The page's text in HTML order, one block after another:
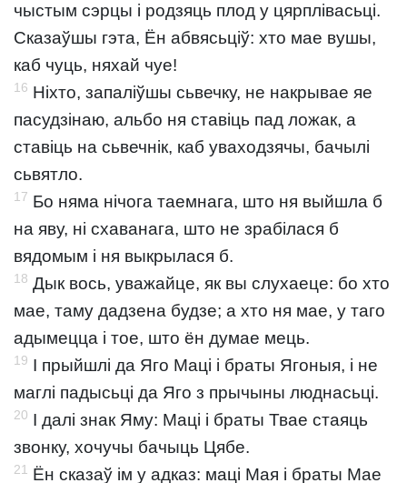
чыстым сэрцы і родзяць плод у цярплівасьці.
Сказаўшы гэта, Ён абвясьціў: хто мае вушы,
каб чуць, няхай чуе!
16 Ніхто, запаліўшы сьвечку, не накрывае яе
пасудзінаю, альбо ня ставіць пад ложак, а
ставіць на сьвечнік, каб уваходзячы, бачылі
сьвятло.
17 Бо няма нічога таемнага, што ня выйшла б
на яву, ні схаванага, што не зрабілася б
вядомым і ня выкрылася б.
18 Дык вось, уважайце, як вы слухаеце: бо хто
мае, таму дадзена будзе; а хто ня мае, у таго
адымецца і тое, што ён думае мець.
19 І прыйшлі да Яго Маці і браты Ягоныя, і не
маглі падысьці да Яго з прычыны люднасьці.
20 І далі знак Яму: Маці і браты Твае стаяць
звонку, хочучы бачыць Цябе.
21 Ён сказаў ім у адказ: маці Мая і браты Мае